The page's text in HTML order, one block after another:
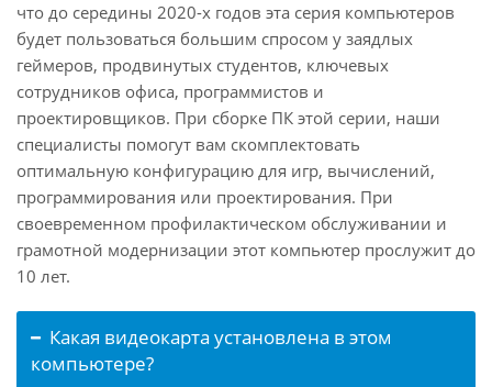
что до середины 2020-х годов эта серия компьютеров
будет пользоваться большим спросом у заядлых
геймеров, продвинутых студентов, ключевых
сотрудников офиса, программистов и
проектировщиков. При сборке ПК этой серии, наши
специалисты помогут вам скомплектовать
оптимальную конфигурацию для игр, вычислений,
программирования или проектирования. При
своевременном профилактическом обслуживании и
грамотной модернизации этот компьютер прослужит до
10 лет.
Какая видеокарта установлена в этом
компьютере?